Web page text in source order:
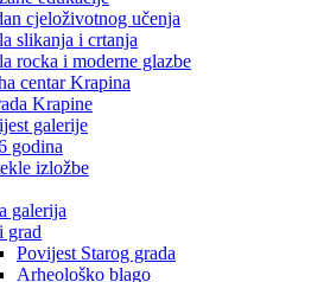
cjeloživotnog učenja
slikanja i crtanja
rocka i moderne glazbe
centar Krapina
Krapine
galerije
godina
izložbe
galerija
grad
Povijest Starog grada
Arheološko blago